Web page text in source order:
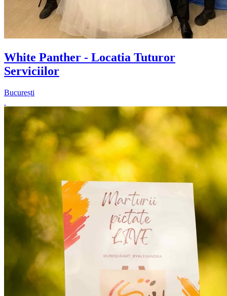
White Panther - Locatia Tuturor
Serviciilor
București